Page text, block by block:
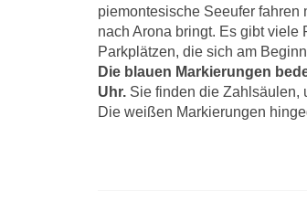
piemontesische Seeufer fahren
nach Arona bringt. Es gibt viele
Parkplätzen, die sich am
Die blauen Markierungen
Uhr. Sie finden die Zahlsäulen,
Die weißen Markierungen